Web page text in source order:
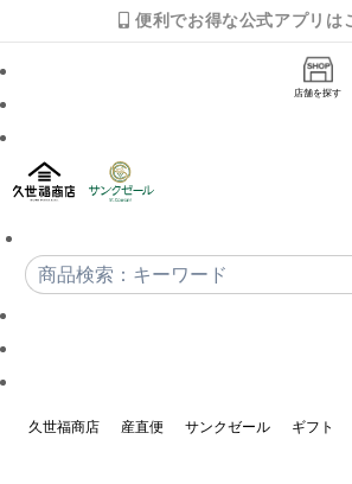
便利でお得な公式アプリは
店舗を探す
久世福商店 産直便 サンクゼール ギフト